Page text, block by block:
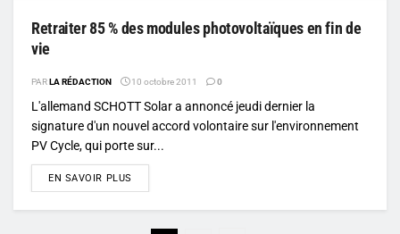
Retraiter 85 % des modules photovoltaïques en fin de
vie
PARLA RÉDACTION 10 octobre 2011 0
L'allemand SCHOTT Solar a annoncé jeudi dernier la
signature d'un nouvel accord volontaire sur l'environnement
PV Cycle, qui porte sur...
EN SAVOIR PLUS